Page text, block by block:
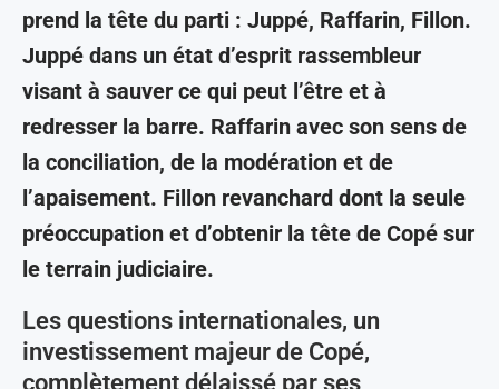
prend la tête du parti : Juppé, Raffarin, Fillon.
Juppé dans un état d’esprit rassembleur
visant à sauver ce qui peut l’être et à
redresser la barre. Raffarin avec son sens de
la conciliation, de la modération et de
l’apaisement. Fillon revanchard dont la seule
préoccupation et d’obtenir la tête de Copé sur
le terrain judiciaire.
Les questions internationales, un
investissement majeur de Copé,
complètement délaissé par ses